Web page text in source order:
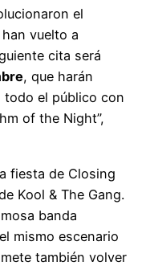
el
vuelto a
cita será
, que harán
todo el público con
of the Night”,
fiesta de Closing
Kool & The Gang.
banda
mismo escenario
también volver